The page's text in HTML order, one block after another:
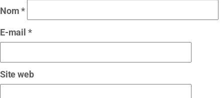
Nom*
E-mail *
Site web